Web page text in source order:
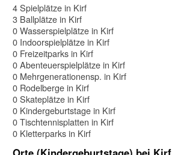
4 Spielplätze in Kirf
3 Ballplätze in Kirf
0 Wasserspielplätze in Kirf
0 Indoorspielplätze in Kirf
0 Freizeitparks in Kirf
0 Abenteuerspielplätze in Kirf
0 Mehrgenerationensp. in Kirf
0 Rodelberge in Kirf
0 Skateplätze in Kirf
0 Kindergeburtstage in Kirf
0 Tischtennisplatten in Kirf
0 Kletterparks in Kirf